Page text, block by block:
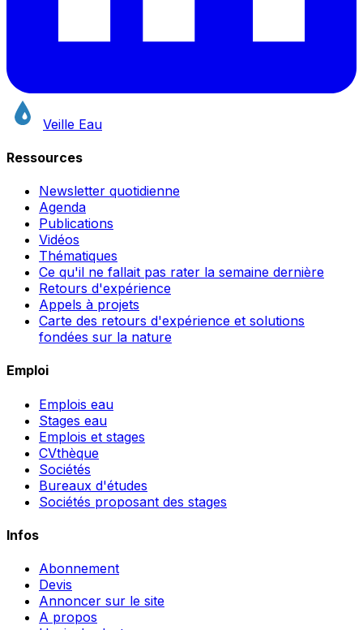
Veille Eau
Ressources
Newsletter quotidienne
Agenda
Publications
Vidéos
Thématiques
Ce qu'il ne fallait pas rater la semaine dernière
Retours d'expérience
Appels à projets
Carte des retours d'expérience et solutions
fondées sur la nature
Emploi
Emplois eau
Stages eau
Emplois et stages
CVthèque
Sociétés
Bureaux d'études
Sociétés proposant des stages
Infos
Abonnement
Devis
Annoncer sur le site
A propos